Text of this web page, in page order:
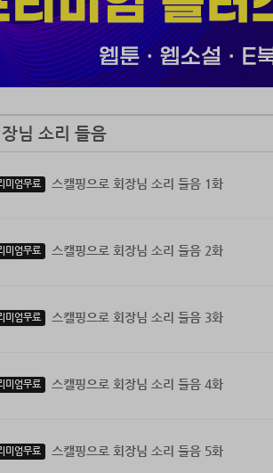
님 소리 들음
미엄무료 스캘핑으로 회장님 소리 들음 1화
미엄무료 스캘핑으로 회장님 소리 들음 2화
미엄무료 스캘핑으로 회장님 소리 들음 3화
미엄무료 스캘핑으로 회장님 소리 들음 4화
미엄무료 스캘핑으로 회장님 소리 들음 5화